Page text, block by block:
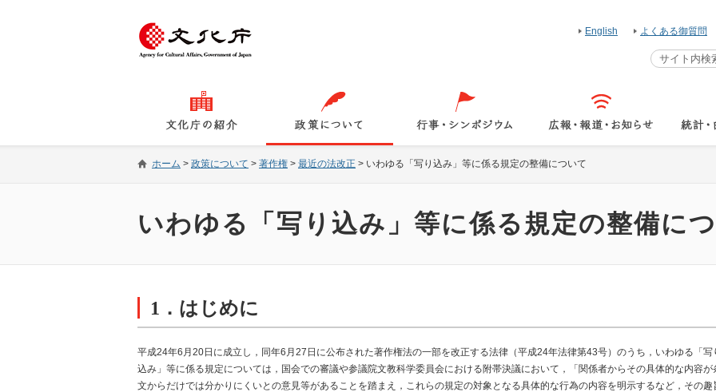
English よくある御質問
ホーム > 政策について > 著作権 > 最近の法改正 > いわゆる「写り込み」等に係る規定の整備について
いわゆる「写り込み」等に係る規定の整備に
1．はじめに
平成24年6月20日に成立し，同年6月27日に公布された著作権法の一部を改正する法律（平成24年法律第43号）のうち，いわゆる「写
込み」等に係る規定については，国会での審議や参議院文教科学委員会における附帯決議において，「関係者からその具体的な内容が
文からだけでは分かりにくいとの意見等があることを踏まえ，これらの規定の対象となる具体的な行為の内容を明示するなど，その趣